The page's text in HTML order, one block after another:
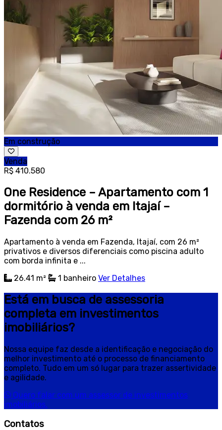
Em construção
Venda
R$ 410.580
One Residence – Apartamento com 1
dormitório à venda em Itajaí –
Fazenda com 26 m²
Apartamento à venda em Fazenda, Itajaí, com 26 m²
privativos e diversos diferenciais como piscina adulto
com borda infinita e ...
26.41 m²
1 banheiro Ver Detalhes
Está em busca de assessoria
completa em investimentos
imobiliários?
Nossa equipe faz desde a identificação e negociação do
melhor investimento até o processo de financiamento
completo. Tudo em um só lugar para trazer assertividade
e agilidade.
Quero falar com um assessor de investimentos
imobiliários.
Contatos